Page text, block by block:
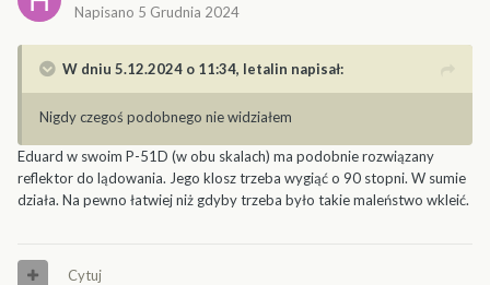
Napisano 5 Grudnia 2024
W dniu 5.12.2024 o 11:34, letalin napisał:
Nigdy czegoś podobnego nie widziałem
Eduard w swoim P-51D (w obu skalach) ma podobnie rozwiązany
reflektor do lądowania. Jego klosz trzeba wygiąć o 90 stopni. W sumie
działa. Na pewno łatwiej niż gdyby trzeba było takie maleństwo wkleić.
Cytuj